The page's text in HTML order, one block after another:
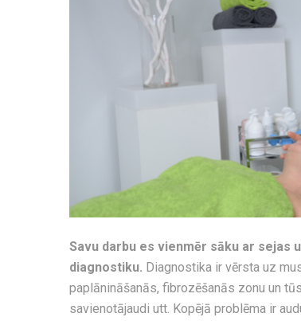
Savu darbu es vienmēr sāku ar sejas
diagnostiku. Diagnostika ir vērsta uz
paplānināšanās, fibrozēšanās zonu un
savienotājaudi utt. Kopējā problēma ir